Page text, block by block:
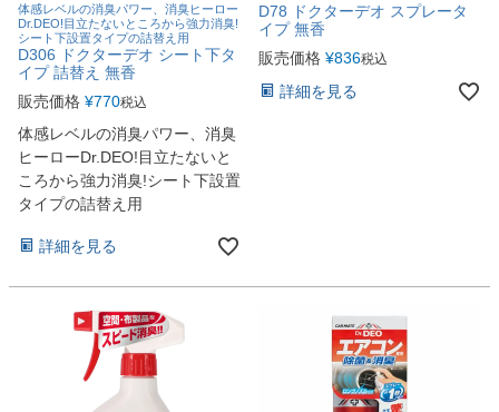
体感レベルの消臭パワー、消臭ヒーロー
Dr.DEO!目立たないところから強力消臭!
シート下設置タイプの詰替え用
D306 ドクターデオ シート下タ
イプ 詰替え 無香
販売価格 ¥770税込
体感レベルの消臭パワー、消臭
ヒーローDr.DEO!目立たないと
ころから強力消臭!シート下設置
タイプの詰替え用
詳細を見る
D78 ドクターデオ スプレータ
イプ 無香
販売価格 ¥836税込
詳細を見る